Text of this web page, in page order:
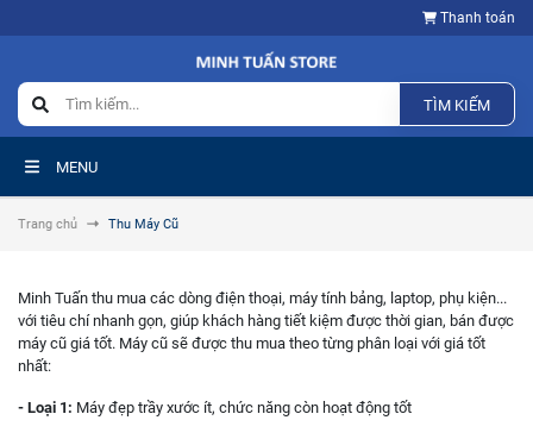
Thanh toán
TÌM KIẾM
MENU
Trang chủ Thu Máy Cũ
Minh Tuấn thu mua các dòng điện thoại, máy tính bảng, laptop, phụ kiện...
với tiêu chí nhanh gọn, giúp khách hàng tiết kiệm được thời gian, bán được
máy cũ giá tốt. Máy cũ sẽ được thu mua theo từng phân loại với giá tốt
nhất:
- Loại 1: Máy đẹp trầy xước ít, chức năng còn hoạt động tốt